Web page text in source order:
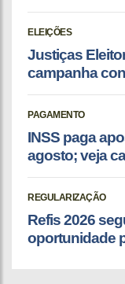
ELEIÇÕES
Justiças
campanha
PAGAMENTO
INSS paga
agosto; veja
REGULARIZAÇÃO
Refis 2026
oportunidade